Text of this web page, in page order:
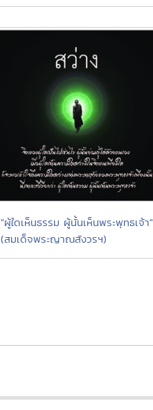
"ผู้ใดเห็นธรรม ผู้นั้นเห็นพระพุทธเจ้า"
(สมเด็จพระญาณสังวรฯ)